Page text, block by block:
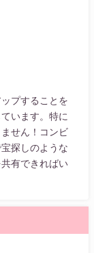
プすることを
います。特に
せん！コンビ
探しのような
有できればい